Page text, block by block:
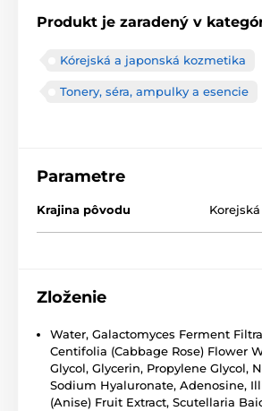
Produkt je zaradený v
Kórejská a japonská kozmetika
Tonery, séra, ampulky a esencie
Parametre
Krajina pôvodu
Zloženie
Water, Galactomyces Ferment
Centifolia (Cabbage Rose) Flower
Glycol, Glycerin, Propylene Glycol,
Sodium Hyaluronate, Adenosine,
(Anise) Fruit Extract, Scutellaria